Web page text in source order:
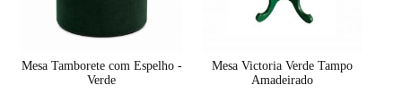
Mesa Tamborete com Espelho -
Verde
Mesa Victoria Verde Tampo
Amadeirado